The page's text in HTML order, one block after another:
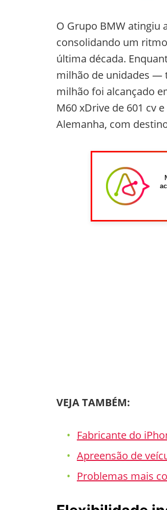
O Grupo BMW atingiu
consolidando um
última década.
milhão de unidades —
milhão foi alcançado
M60 xDrive de 601 cv
Alemanha, com
VEJA TAMBÉM:
Fabricante do
Apreensão de
Problemas mais